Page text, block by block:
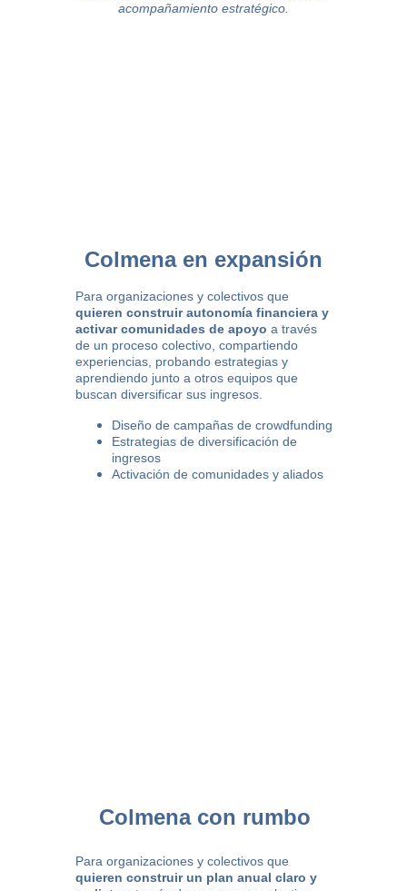
acompañamiento estratégico.
Colmena con rumbo
Para organizaciones y colectivos que
quieren construir un plan anual claro y
Colmena en expansión
Para organizaciones y colectivos que
quieren construir autonomía financiera y
activar comunidades de apoyo a través
de un proceso colectivo, compartiendo
experiencias, probando estrategias y
aprendiendo junto a otros equipos que
buscan diversificar sus ingresos.
Diseño de campañas de crowdfunding
Estrategias de diversificación de
ingresos
Activación de comunidades y aliados